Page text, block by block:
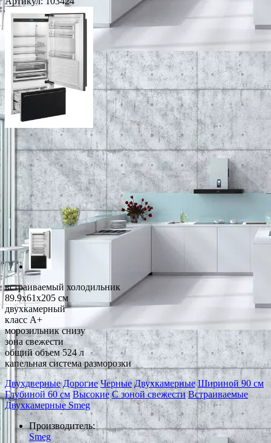
встраиваемый холодильник
89.9x61x205 см
двухкамерный
класс A+
морозильник снизу
зона свежести
общий объем 524 л
капельная система разморозки
Двухдверные Дорогие Черные Двухкамерные Шириной 90 см
Глубиной 60 см Высокие С зоной свежести Встраиваемые
Двухкамерные Smeg
Производитель:
Smeg